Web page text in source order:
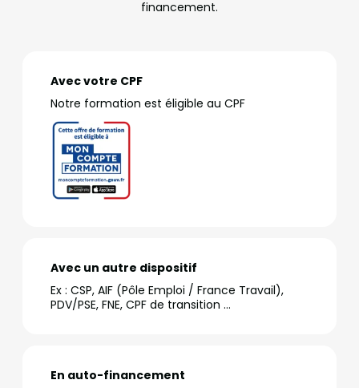
financement.
Avec votre CPF
Notre formation est éligible au CPF
Avec un autre dispositif
Ex : CSP, AIF (Pôle Emploi / France Travail),
PDV/PSE, FNE, CPF de transition …
En auto-financement